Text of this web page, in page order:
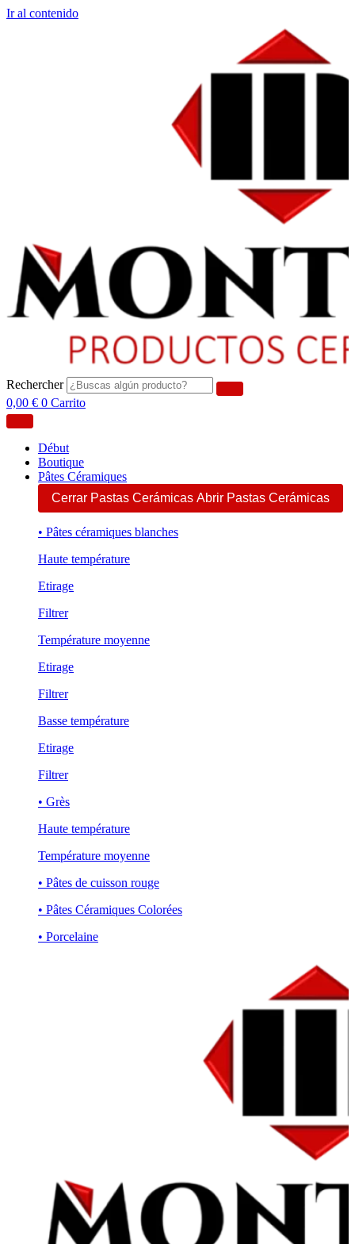
Ir al contenido
Rechercher
0,00 € 0 Carrito
Début
Boutique
Pâtes Céramiques
Cerrar Pastas Cerámicas Abrir Pastas Cerámicas
• Pâtes céramiques blanches
Haute température
Etirage
Filtrer
Température moyenne
Etirage
Filtrer
Basse température
Etirage
Filtrer
• Grès
Haute température
Température moyenne
• Pâtes de cuisson rouge
• Pâtes Céramiques Colorées
• Porcelaine